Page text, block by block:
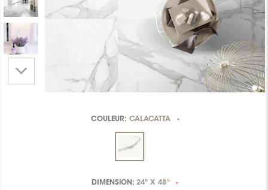
COULEUR: CALACATTA *
DIMENSION:24" X 48" *